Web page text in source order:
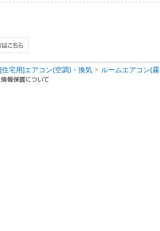
[住宅用]エアコン(空調)・換気 ルームエアコン(